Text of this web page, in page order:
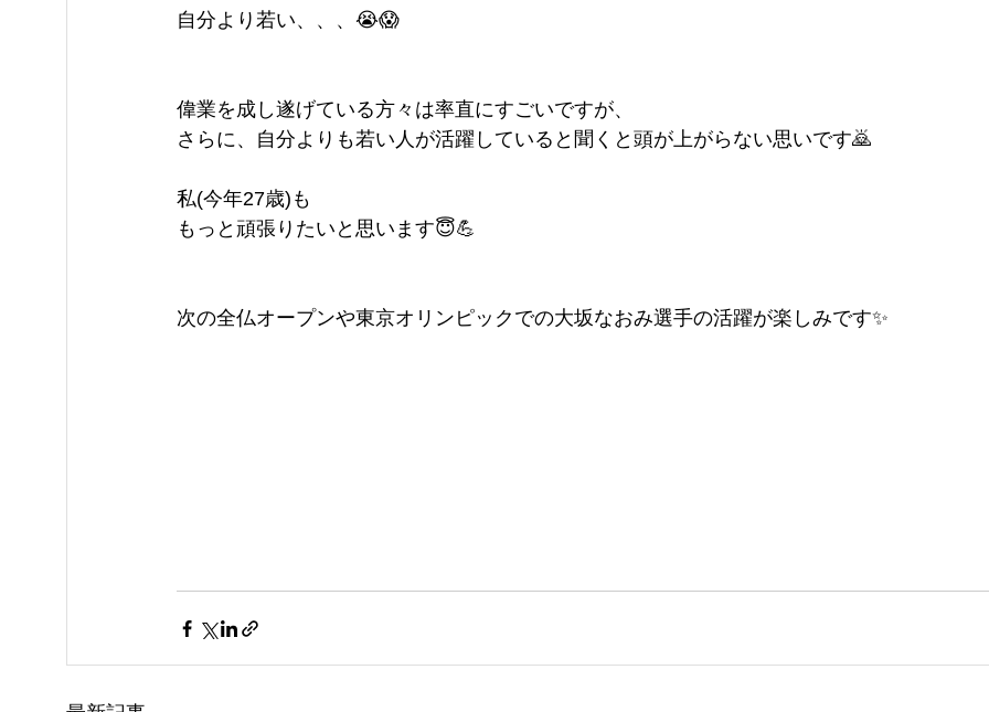
自分より若い、、、😭😱
偉業を成し遂げている方々は率直にすごいですが、
さらに、自分よりも若い人が活躍していると聞くと頭が上がらない思いです🙇
私(今年27歳)も
もっと頑張りたいと思います😇💪
次の全仏オープンや東京オリンピックでの大坂なおみ選手の活躍が楽しみです✨